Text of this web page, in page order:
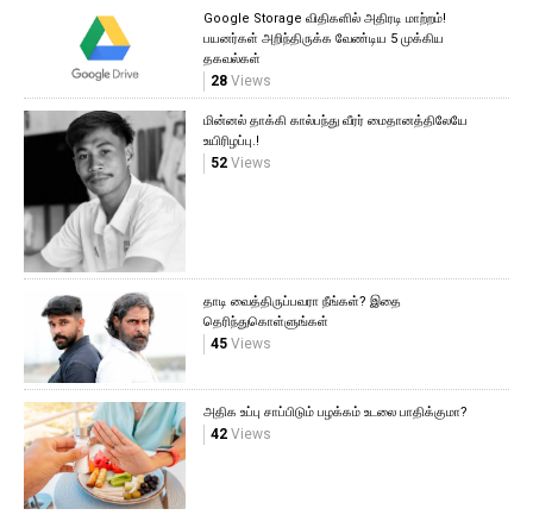
Google Storage விதிகளில் அதிரடி மாற்றம்!
பயனர்கள் அறிந்திருக்க வேண்டிய 5 முக்கிய
தகவல்கள்
28Views
மின்னல் தாக்கி கால்பந்து வீரர் மைதானத்திலேயே
உயிரிழப்பு.!
52Views
தாடி வைத்திருப்பவரா நீங்கள்? இதை
தெரிந்துகொள்ளுங்கள்
45Views
அதிக உப்பு சாப்பிடும் பழக்கம் உடலை பாதிக்குமா?
42Views